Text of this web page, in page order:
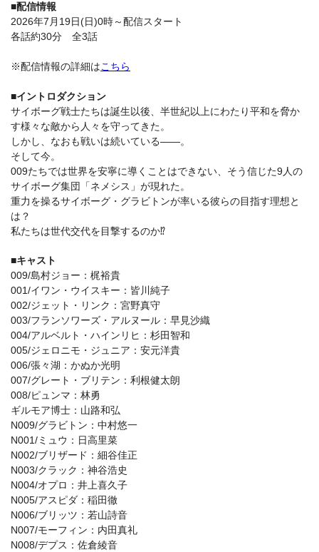
■配信情報
2026年7月19日(日)0時～配信スタート
各話約30分 全3話
※配信情報の詳細はこちら
■イントロダクション
サイボーグ戦士たちは誕生以後、半世紀以上にわたり平和を脅か
す様々な敵から人々を守ってきた。
しかし、なおも戦いは続いている――。
そして今。
009たちでは世界を安寧に導くことはできない、そう信じた9人の
サイボーグ集団「ネメシス」が現れた。
重力を操るサイボーグ・グラビトンが率いる彼らの目指す理想と
は？
私たちは世代交代を目撃するのか⁉
■キャスト
009/島村ジョー：梶裕貴
001/イワン・ウイスキー：皆川純子
002/ジェット・リンク：宮野真守
003/フランソワーズ・アルヌール：早見沙織
004/アルベルト・ハインリヒ：杉田智和
005/ジェロニモ・ジュニア：安元洋貴
006/張々湖：かぬか光明
007/グレート・ブリテン：利根健太朗
008/ピュンマ：林勇
ギルモア博士：山路和弘
N009/グラビトン：中村悠一
N001/ミュウ：日高里菜
N002/ブリザード：細谷佳正
N003/クラック：神谷浩史
N004/オプロ：井上喜久子
N005/アスピダ：稲田徹
N006/ブリッツ：若山詩音
N007/モーフィン：内田真礼
N008/デプス：佐倉綾音